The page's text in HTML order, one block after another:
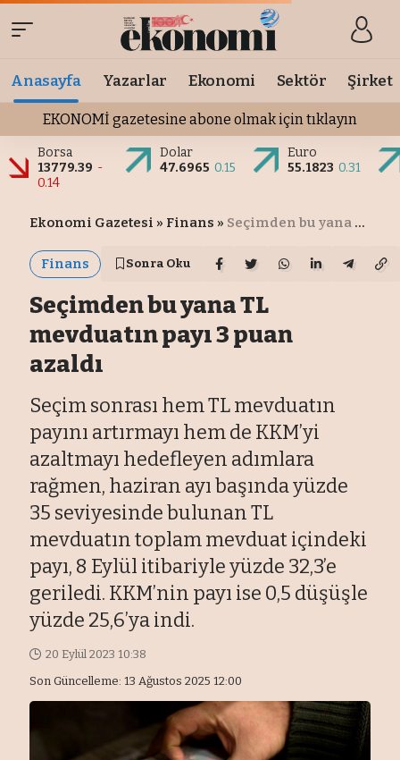
Anasayfa Yazarlar Ekonomi Sektör Şirket
EKONOMİ gazetesine abone olmak için tıklayın
Borsa
13779.39 -
0.14
Dolar
47.6965 0.15
Euro
55.1823 0.31
Ekonomi Gazetesi » Finans » Seçimden bu yana TL mevduatın payı 3 puan azaldı
Finans Sonra Oku
Seçimden bu yana TL
mevduatın payı 3 puan
azaldı
Seçim sonrası hem TL mevduatın
payını artırmayı hem de KKM’yi
azaltmayı hedefleyen adımlara
rağmen, haziran ayı başında yüzde
35 seviyesinde bulunan TL
mevduatın toplam mevduat içindeki
payı, 8 Eylül itibariyle yüzde 32,3’e
geriledi. KKM’nin payı ise 0,5 düşüşle
yüzde 25,6’ya indi.
Son Güncelleme: 13 Ağustos 2025 12:00
20 Eylül 2023 10:38